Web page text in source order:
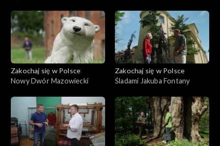
Zakochaj się w Polsce
Nowy Dwór Mazowiecki
Zakochaj się w Polsce
Śladami Jakuba Fontany